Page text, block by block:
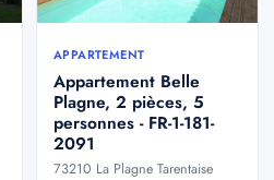
APPARTEMENT
Appartement Belle
Plagne, 2 pièces, 5
personnes - FR-1-181-
2091
73210 La Plagne Tarentaise